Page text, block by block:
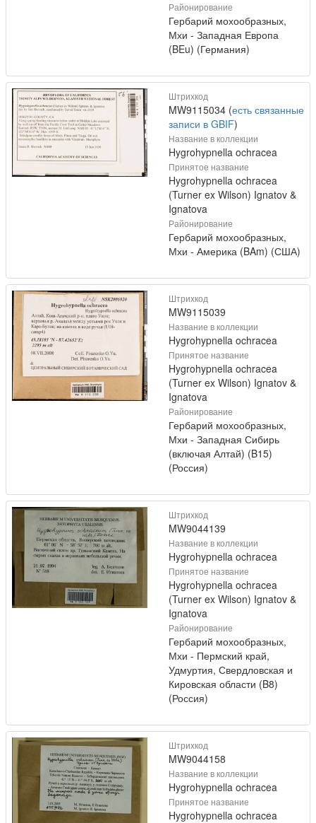
Районирование
Гербарий мохообразных,
Мхи - Западная Европа
(BEu) (Германия)
Штрихкод
MW9115034 (есть связанные
записи в GBIF)
Название в коллекции
Hygrohypnella ochracea
Принятое название
Hygrohypnella ochracea
(Turner ex Wilson) Ignatov &
Ignatova
Районирование
Гербарий мохообразных,
Мхи - Америка (BAm) (США)
Штрихкод
MW9115039
Название в коллекции
Hygrohypnella ochracea
Принятое название
Hygrohypnella ochracea
(Turner ex Wilson) Ignatov &
Ignatova
Районирование
Гербарий мохообразных,
Мхи - Западная Сибирь
(включая Алтай) (B15)
(Россия)
Штрихкод
MW9044139
Название в коллекции
Hygrohypnella ochracea
Принятое название
Hygrohypnella ochracea
(Turner ex Wilson) Ignatov &
Ignatova
Районирование
Гербарий мохообразных,
Мхи - Пермский край,
Удмуртия, Свердловская и
Кировская области (B8)
(Россия)
Штрихкод
MW9044158
Название в коллекции
Hygrohypnella ochracea
Принятое название
Hygrohypnella ochracea